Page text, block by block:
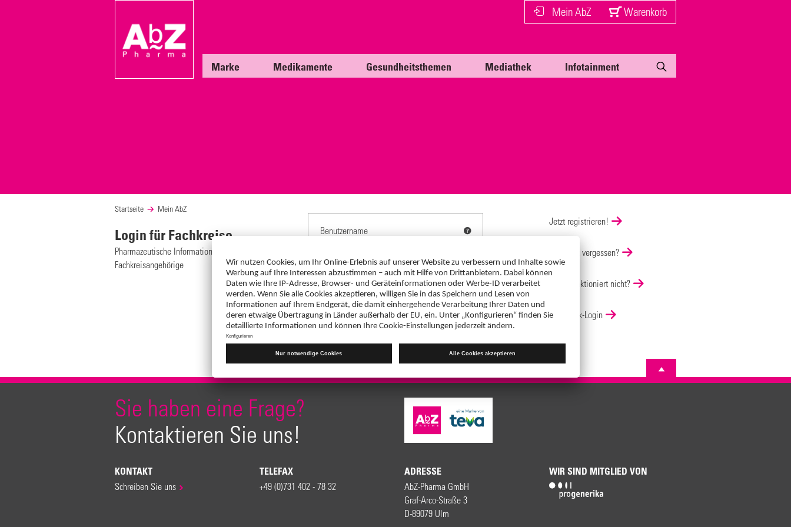
Mein AbZ Warenkorb
Marke Medikamente Gesundheitsthemen Mediathek Infotainment
Startseite Mein AbZ
Login für Fachkreise
Pharmazeutische Informationen für
Fachkreisangehörige
Jetzt registrieren!
Passwort vergessen?
Login funktioniert nicht?
DocCheck-Login
Sie haben eine Frage?
Kontaktieren Sie uns!
KONTAKT
Schreiben Sie uns
TELEFAX
+49 (0)731 402 - 78 32
ADRESSE
AbZ-Pharma GmbH
Graf-Arco-Straße 3
D-89079 Ulm
WIR SIND MITGLIED VON